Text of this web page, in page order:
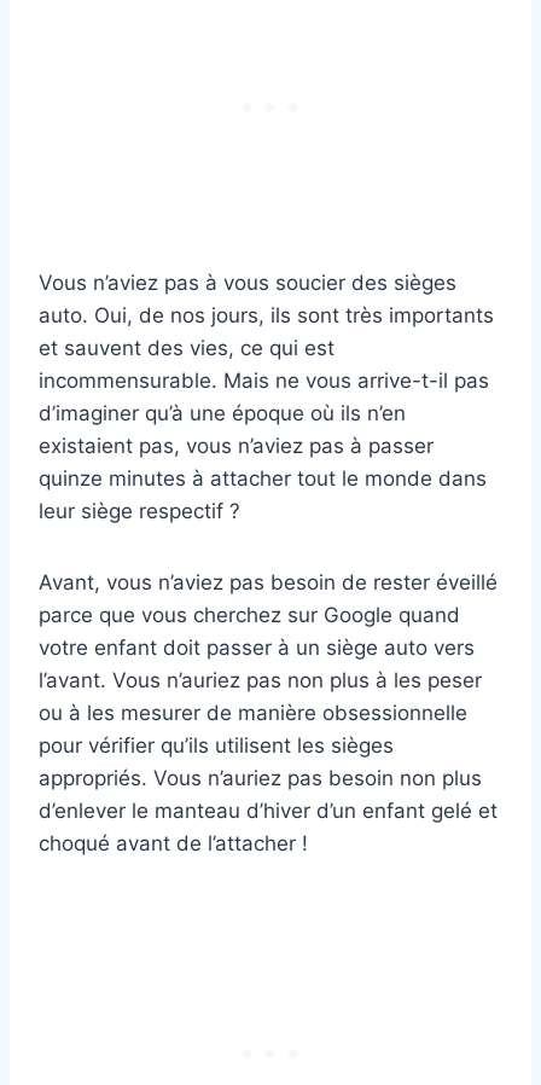
Vous n’aviez pas à vous soucier des sièges
auto. Oui, de nos jours, ils sont très importants
et sauvent des vies, ce qui est
incommensurable. Mais ne vous arrive-t-il pas
d’imaginer qu’à une époque où ils n’en
existaient pas, vous n’aviez pas à passer
quinze minutes à attacher tout le monde dans
leur siège respectif ?
Avant, vous n’aviez pas besoin de rester éveillé
parce que vous cherchez sur Google quand
votre enfant doit passer à un siège auto vers
l’avant. Vous n’auriez pas non plus à les peser
ou à les mesurer de manière obsessionnelle
pour vérifier qu’ils utilisent les sièges
appropriés. Vous n’auriez pas besoin non plus
d’enlever le manteau d’hiver d’un enfant gelé et
choqué avant de l’attacher !